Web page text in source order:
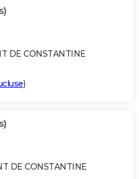
DE CONSTANTINE
)
DE CONSTANTINE